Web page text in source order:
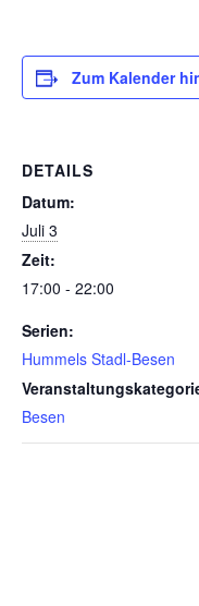
Zum Kalender
DETAILS
Datum:
Juli 3
Zeit:
17:00 - 22:00
Serien:
Hummels Stadl-Besen
Besen